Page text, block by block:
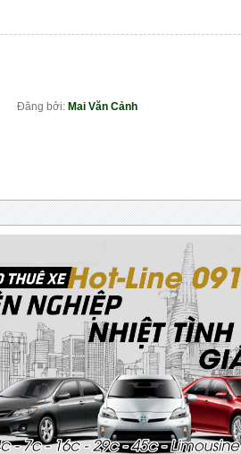
											Đăng bởi:
Mai Văn Cảnh